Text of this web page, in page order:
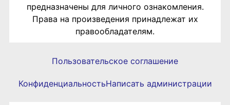
предназначены для личного ознакомления.
Права на произведения принадлежат их
правообладателям.
Пользовательское соглашение
КонфиденциальностьНаписать администрации